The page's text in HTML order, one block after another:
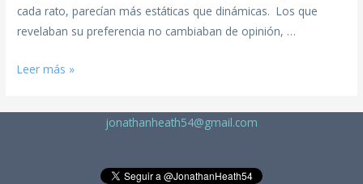
cada rato, parecían más estáticas que dinámicas. Los que
revelaban su preferencia no cambiaban de opinión, …
Leer más »
jonathanheath54@gmail.com